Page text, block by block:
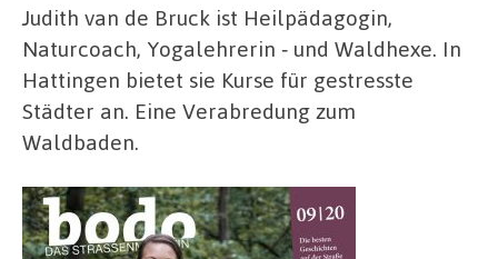
Judith van de Bruck ist Heilpädagogin,
Naturcoach, Yogalehrerin ‑ und Waldhexe. In
Hattingen bietet sie Kurse für gestresste
Städter an. Eine Verabredung zum
Waldbaden.